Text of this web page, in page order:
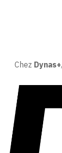
Chez Dynas+